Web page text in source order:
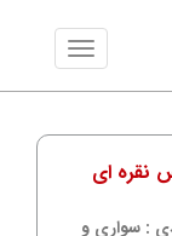
ال ایکس نقره ای
: سواری و